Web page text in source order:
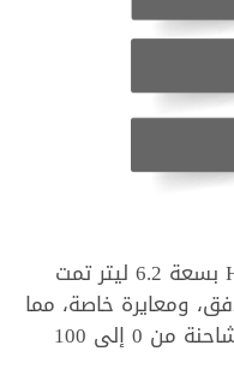
ﻭﻓﻘﺎ ﻟﻸﺭﻗﺎﻡ ﻭﺍﻟﻤﻘﺎﺭﺑﺔ، ﺗﺤﺖ ﻏﻄﺎﺀ ﻤﺤﺮﻙ هينيسي ﻣﺎﻣﻮﺙ 1000 رام TRX ﻳﻮﺟﺪ ﻣﺤﺮﻙ Hellcat V8 ﺑﺴﻌﺔ 6.2 ﻟﻴﺘﺮ ﺗﻤﺖ
ﺣﺚ ﻋﺎﻟﻲ ﺍﻟﺘﺪﻓﻖ، ﻭﻣﻌﺎﻳﺮﺓ ﺧﺎﺻﺔ، ﻣﻤﺎ
ﻳﺠﻌﻠﻪ ﻳﺼﻞ ﺇﻟﻰ ﻗﻮﺓ 755 ﻛﻴﻠﻮ ﻭﺍﻁ / 1،026 ﺣﺼﺎﻥ ﻭ1،314 ﻧﻴﻮﺗﻦ ﻣﺘﺮ ﻣﻦ ﻋﺰﻡ ﺍﻟﺪﻭﺭﺍﻥ. ﺗﺘﺴﺎﺭﻉ الشاحنة ﻣﻦ 0 ﺇﻟﻰ 100